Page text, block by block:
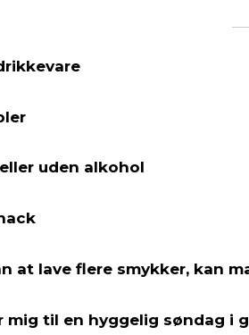
uden alkohol
at lave flere smykker, kan
mig til en hyggelig søndag i